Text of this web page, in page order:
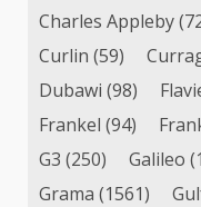
Charles Appleby
Curlin (59)
Dubawi (98)
Frankel (94)
G3 (250) Galileo
Grama (1561)